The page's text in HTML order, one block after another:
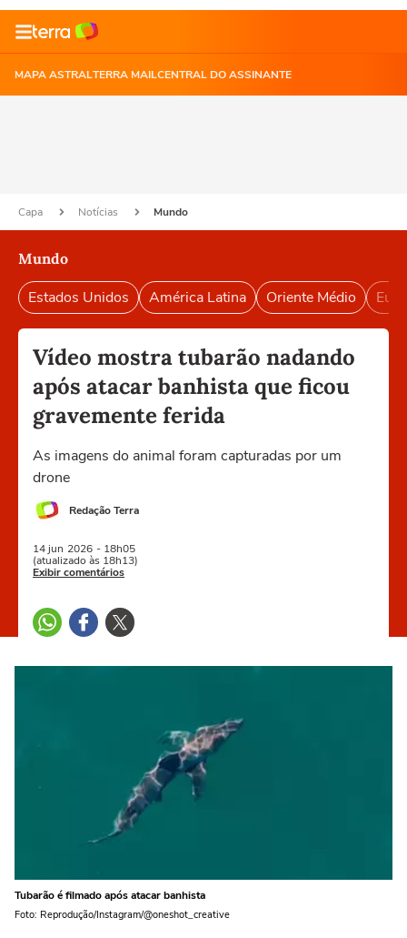
MAPA ASTRALTERRA MAILCENTRAL DO ASSINANTE
Capa Notícias Mundo
Mundo
Estados Unidos América Latina Oriente Médio
Vídeo mostra tubarão nadando
após atacar banhista que ficou
gravemente ferida
As imagens do animal foram capturadas por um
drone
Redação Terra
14 jun 2026 - 18h05
(atualizado às 18h13)
Exibir comentários
Tubarão é filmado após atacar banhista
Foto: Reprodução/Instagram/@oneshot_creative